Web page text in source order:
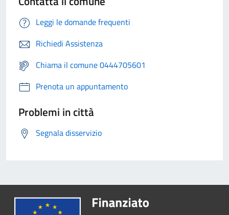
Leggi le domande frequenti
Richiedi Assistenza
Chiama il comune 0444705601
Prenota un appuntamento
Problemi in città
Segnala disservizio